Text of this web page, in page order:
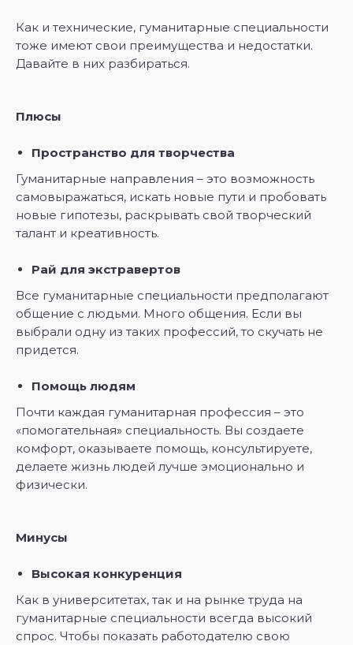
Как и технические, гуманитарные специальности
тоже имеют свои преимущества и недостатки.
Давайте в них разбираться.
Плюсы
Пространство для творчества
Гуманитарные направления – это возможность
самовыражаться, искать новые пути и пробовать
новые гипотезы, раскрывать свой творческий
талант и креативность.
Рай для экстравертов
Все гуманитарные специальности предполагают
общение с людьми. Много общения. Если вы
выбрали одну из таких профессий, то скучать не
придется.
Помощь людям
Почти каждая гуманитарная профессия – это
«помогательная» специальность. Вы создаете
комфорт, оказываете помощь, консультируете,
делаете жизнь людей лучше эмоционально и
физически.
Минусы
Высокая конкуренция
Как в университетах, так и на рынке труда на
гуманитарные специальности всегда высокий
спрос. Чтобы показать работодателю свою